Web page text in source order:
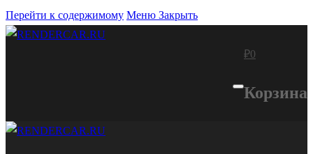
Перейти к содержимому Меню Закрыть
₽0
Корзина